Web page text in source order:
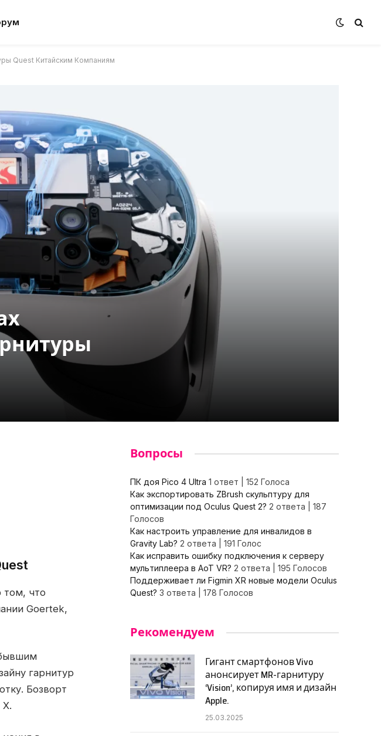
Quest Китайским Компаниям
том, что
Goertek,
гарнитур
Бозворт
Вопросы
ПК доя Pico 4 Ultra 1 ответ
152 Голоса
Как экспортировать ZBrush скульптуру для
оптимизации под Oculus Quest 2? 2 ответа
187
Голосов
Как настроить управление для инвалидов в
Gravity Lab? 2 ответа
191 Голос
Как исправить ошибку подключения к серверу
мультиплеера в AoT VR? 2 ответа
195 Голосов
Поддерживает ли Figmin XR новые модели Oculus
Quest? 3 ответа 178 Голосов
Рекомендуем
Гигант смартфонов Vivo
анонсирует MR-гарнитуру
‘Vision’, копируя имя и дизайн
Apple.
25.03.2025